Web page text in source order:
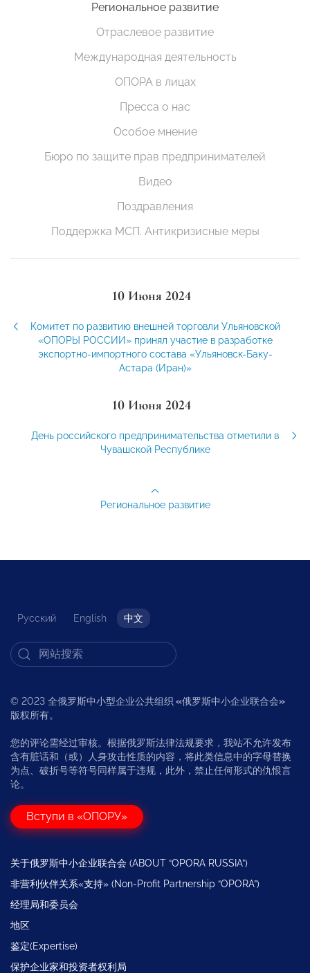
Региональное развитие
Отраслевое развитие
Международная деятельность
ОПОРА в лицах
Пресса о нас
Особое мнение
Бюро по защите прав предпринимателей
Видео
Поздравления
Поддержка МСП. Антикризисные меры
10 Июня 2024
Комитет по развитию внешней торговли Ульяновской
«ОПОРЫ РОССИИ» принял участие в разработке
экспортно-импортного состава «Ульяновск-Баку-
Астара (Иран)»
10 Июня 2024
День российского предпринимательства отметили в
Чувашской Республике
Региональное развитие
Русский English 中文
© 2023 全俄罗斯中小型企业公共组织 «俄罗斯中小企业联合会»
版权所有。
您的评论需经过审核。根据俄罗斯法律法规要求，我站不允许发布
含有脏话和（或）人身攻击性质的内容，将此类信息中的字母替换
为点、破折号等符号同样属于违规，此外，禁止任何形式的仇恨言
论。
Вступи в «ОПОРУ»
关于俄罗斯中小企业联合会 (ABOUT “OPORA RUSSIA”)
非营利伙伴关系«支持» (Non-Profit Partnership “OPORA”)
经理局和委员会
地区
鉴定(Expertise)
保护企业家和投资者权利局